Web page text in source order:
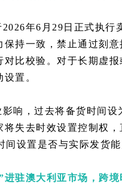
年6月29日正式执
保持一致，禁止通过刻
对比校验。对于长期虚
置。
响，过去将备货时间
将失去时效设置控制权
间设置是否与实际发货
驻澳大利亚市场，跨